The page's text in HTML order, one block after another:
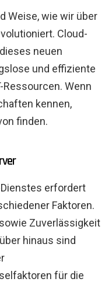
Weise, wie wir über
Cloud-
neuen
und effiziente
Wenn
kennen,
finden.
erfordert
Faktoren.
Zuverlässigkeit
hinaus sind
für die